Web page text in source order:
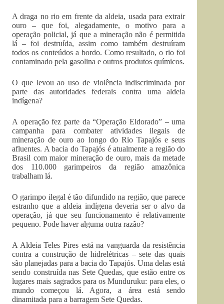
A draga no rio em frente da aldeia, usada para extrair
ouro – que foi, alegadamente, o motivo para a
operação policial, já que a mineração não é permitida
lá – foi destruída, assim como também destruíram
todos os conteúdos a bordo. Como resultado, o rio foi
contaminado pela gasolina e outros produtos químicos.
O que levou ao uso de violência indiscriminada por
parte das autoridades federais contra uma aldeia
indígena?
A operação fez parte da “Operação Eldorado” – uma
campanha para combater atividades ilegais de
mineração de ouro ao longo do Rio Tapajós e seus
afluentes. A bacia do Tapajós é atualmente a região do
Brasil com maior mineração de ouro, mais da metade
dos 110.000 garimpeiros da região amazônica
trabalham lá.
O garimpo ilegal é tão difundido na região, que parece
estranho que a aldeia indígena deveria ser o alvo da
operação, já que seu funcionamento é relativamente
pequeno. Pode haver alguma outra razão?
A Aldeia Teles Pires está na vanguarda da resistência
contra a construção de hidrelétricas – sete das quais
são planejadas para a bacia do Tapajós. Uma delas está
sendo construída nas Sete Quedas, que estão entre os
lugares mais sagrados para os Munduruku: para eles, o
mundo começou lá. Agora, a área está sendo
dinamitada para a barragem Sete Quedas.